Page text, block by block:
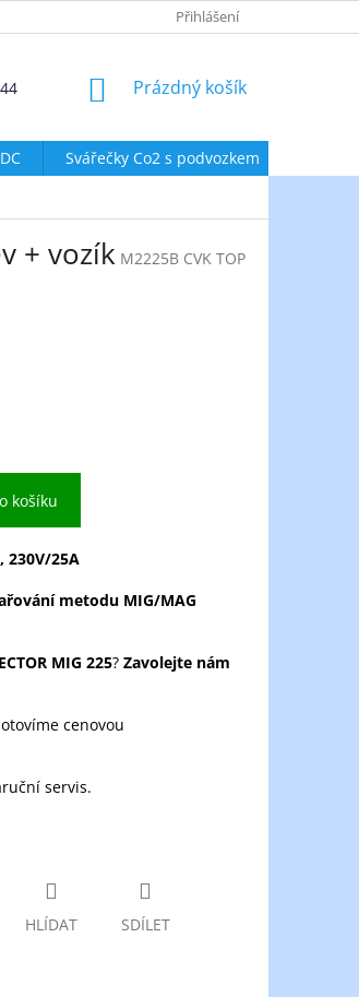
ÚDAJŮ ZÁSADY POUŽÍVÁNÍ
Přihlášení
NÁKUPNÍ
Prázdný košík
Svářečky Co2 s podvozkem
+ vozík M2225B CVK TOP
košíku
230V/25A
metodu MIG/MAG
MIG 225? Zavolejte nám
cenovou
servis.
HLÍDAT SDÍLET